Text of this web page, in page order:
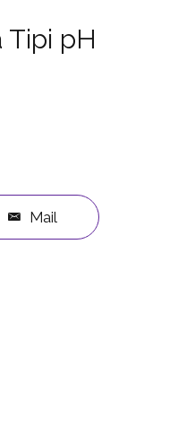
Tipi pH
Mail